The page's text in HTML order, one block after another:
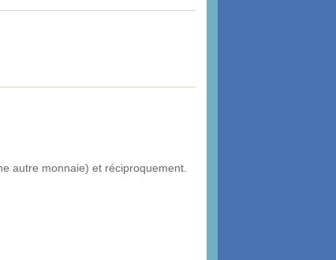
autre monnaie) et réciproquement.